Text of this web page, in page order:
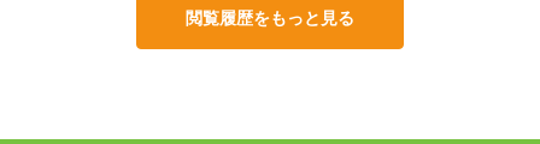
閲覧履歴をもっと見る